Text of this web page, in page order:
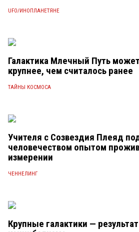
UFO/ИНОПЛАНЕТЯНЕ
Галактика Млечный Путь
крупнее, чем считалось ранее
ТАЙНЫ КОСМОСА
Учителя с Созвездия Плеяд
человечеством опытом
измерении
ЧЕННЕЛИНГ
Крупные галактики —